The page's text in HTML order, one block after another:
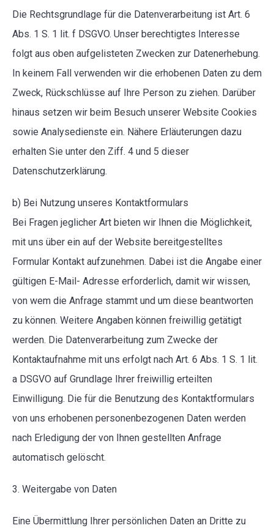
Die Rechtsgrundlage für die Datenverarbeitung ist Art. 6
Abs. 1 S. 1 lit. f DSGVO. Unser berechtigtes Interesse
folgt aus oben aufgelisteten Zwecken zur Datenerhebung.
In keinem Fall verwenden wir die erhobenen Daten zu dem
Zweck, Rückschlüsse auf Ihre Person zu ziehen. Darüber
hinaus setzen wir beim Besuch unserer Website Cookies
sowie Analysedienste ein. Nähere Erläuterungen dazu
erhalten Sie unter den Ziff. 4 und 5 dieser
Datenschutzerklärung.
b) Bei Nutzung unseres Kontaktformulars
Bei Fragen jeglicher Art bieten wir Ihnen die Möglichkeit,
mit uns über ein auf der Website bereitgestelltes
Formular Kontakt aufzunehmen. Dabei ist die Angabe einer
gültigen E-Mail- Adresse erforderlich, damit wir wissen,
von wem die Anfrage stammt und um diese beantworten
zu können. Weitere Angaben können freiwillig getätigt
werden. Die Datenverarbeitung zum Zwecke der
Kontaktaufnahme mit uns erfolgt nach Art. 6 Abs. 1 S. 1 lit.
a DSGVO auf Grundlage Ihrer freiwillig erteilten
Einwilligung. Die für die Benutzung des Kontaktformulars
von uns erhobenen personenbezogenen Daten werden
nach Erledigung der von Ihnen gestellten Anfrage
automatisch gelöscht.
3. Weitergabe von Daten
Eine Übermittlung Ihrer persönlichen Daten an Dritte zu